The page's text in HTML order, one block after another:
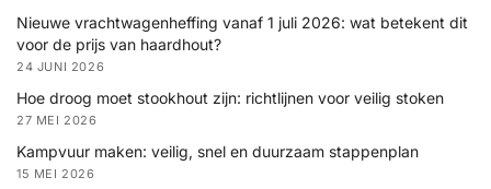
Nieuwe vrachtwagenheffing vanaf 1 juli 2026: wat betekent dit
voor de prijs van haardhout?
24 JUNI 2026
Hoe droog moet stookhout zijn: richtlijnen voor veilig stoken
27 MEI 2026
Kampvuur maken: veilig, snel en duurzaam stappenplan
15 MEI 2026